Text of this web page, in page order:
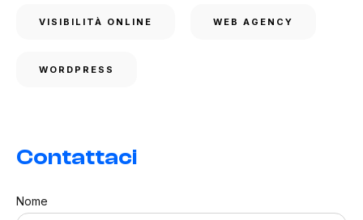
VISIBILITÀ ONLINE WEB AGENCY
WORDPRESS
Contattaci
Nome